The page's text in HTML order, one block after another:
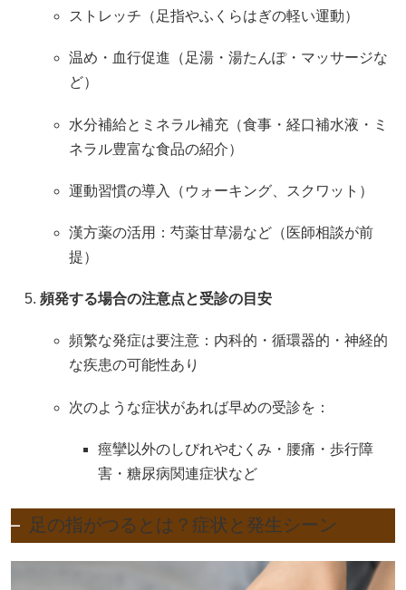
ストレッチ（足指やふくらはぎの軽い運動）
温め・血行促進（足湯・湯たんぽ・マッサージな
ど）
水分補給とミネラル補充（食事・経口補水液・ミ
ネラル豊富な食品の紹介）
運動習慣の導入（ウォーキング、スクワット）
漢方薬の活用：芍薬甘草湯など（医師相談が前
提）
頻発する場合の注意点と受診の目安
頻繁な発症は要注意：内科的・循環器的・神経的
な疾患の可能性あり
次のような症状があれば早めの受診を：
痙攣以外のしびれやむくみ・腰痛・歩行障
害・糖尿病関連症状など
足の指がつるとは？症状と発生シーン